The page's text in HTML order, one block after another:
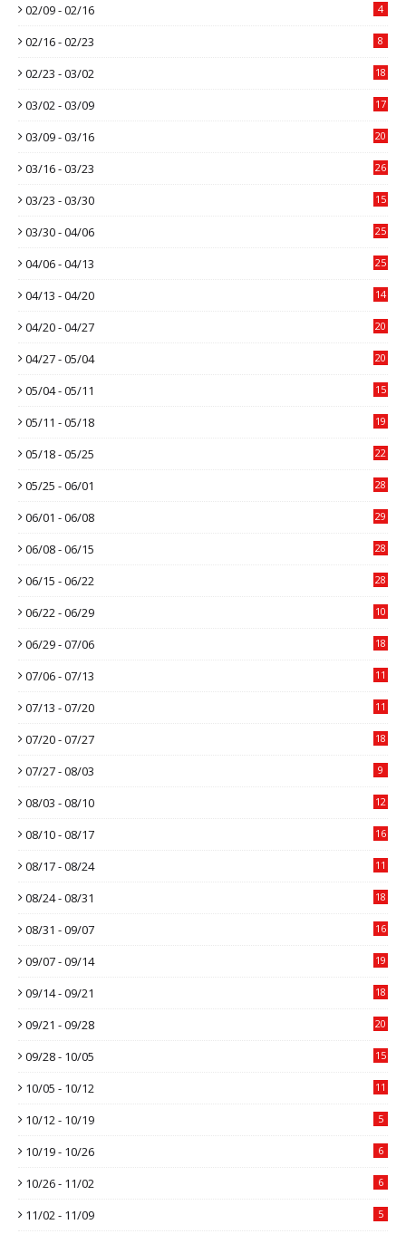
02/09 - 02/16 4
02/16 - 02/23 8
02/23 - 03/02 18
03/02 - 03/09 17
03/09 - 03/16 20
03/16 - 03/23 26
03/23 - 03/30 15
03/30 - 04/06 25
04/06 - 04/13 25
04/13 - 04/20 14
04/20 - 04/27 20
04/27 - 05/04 20
05/04 - 05/11 15
05/11 - 05/18 19
05/18 - 05/25 22
05/25 - 06/01 28
06/01 - 06/08 29
06/08 - 06/15 28
06/15 - 06/22 28
06/22 - 06/29 10
06/29 - 07/06 18
07/06 - 07/13 11
07/13 - 07/20 11
07/20 - 07/27 18
07/27 - 08/03 9
08/03 - 08/10 12
08/10 - 08/17 16
08/17 - 08/24 11
08/24 - 08/31 18
08/31 - 09/07 16
09/07 - 09/14 19
09/14 - 09/21 18
09/21 - 09/28 20
09/28 - 10/05 15
10/05 - 10/12 11
10/12 - 10/19 5
10/19 - 10/26 6
10/26 - 11/02 6
11/02 - 11/09 5